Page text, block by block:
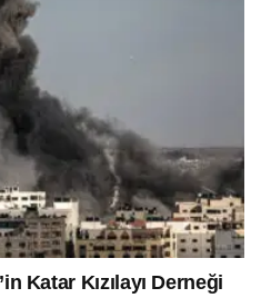
Katar Kızılayı Derneği